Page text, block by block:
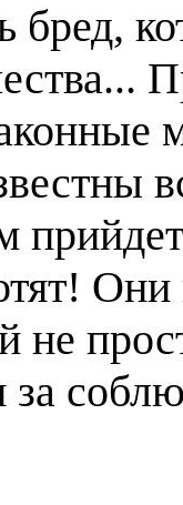
бред,
не